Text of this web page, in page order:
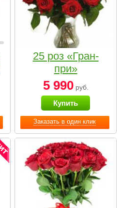
Заказать в один клик
25 роз «Гран-
при»
5 990руб.
Купить